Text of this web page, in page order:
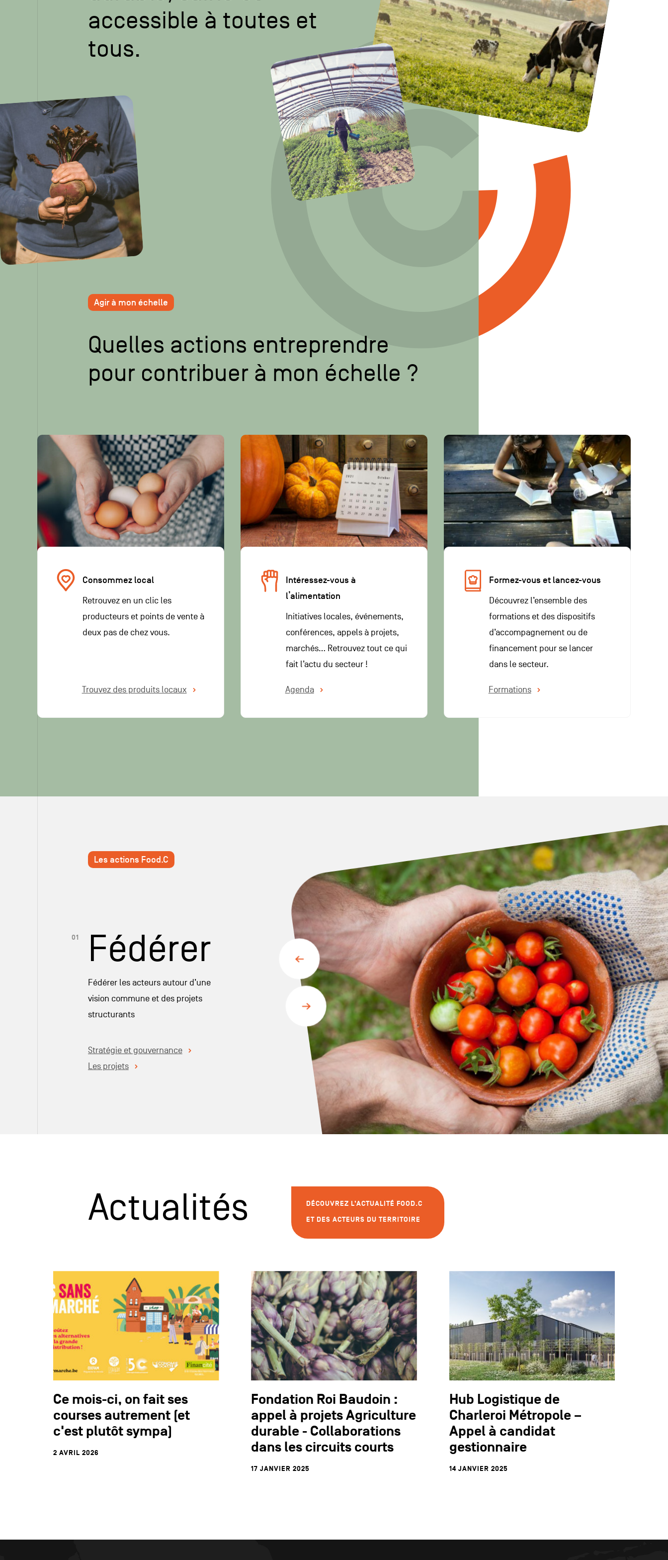
accessible à toutes et
tous.
Agir à mon échelle
Quelles actions entreprendre
pour contribuer à mon échelle ?
Consommez local
Retrouvez en un clic les
producteurs et points de vente à
deux pas de chez vous.
Trouvez des produits locaux
Intéressez-vous à
l’alimentation
Initiatives locales, événements,
conférences, appels à projets,
marchés… Retrouvez tout ce qui
fait l’actu du secteur !
Agenda
Formez-vous et lancez-vous
Découvrez l’ensemble des
formations et des dispositifs
d’accompagnement ou de
financement pour se lancer
dans le secteur.
Formations
Les actions Food.C
Fédérer
Fédérer les acteurs autour d’une
vision commune et des projets
structurants
Stratégie et gouvernance
Les projets
Slide
précédente
Slide
suivante
Actualités
DÉCOUVREZ L’ACTUALITÉ FOOD.C
ET DES ACTEURS DU TERRITOIRE
Ce mois-ci, on fait ses
courses autrement (et
c'est plutôt sympa)
2 AVRIL 2026
d’infos
Fondation Roi Baudoin :
appel à projets Agriculture
durable - Collaborations
dans les circuits courts
17 JANVIER 2025
Plus
d’infos
Hub Logistique de
Charleroi Métropole –
Appel à candidat
gestionnaire
14 JANVIER 2025